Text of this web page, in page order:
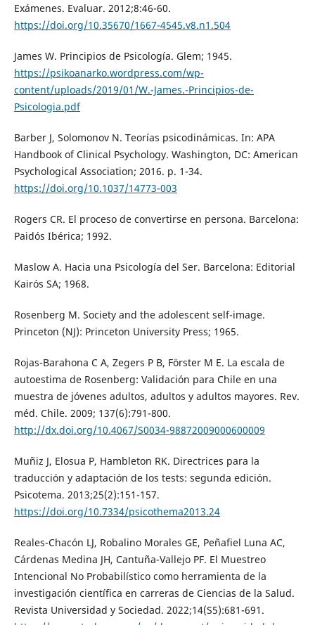
Exámenes. Evaluar. 2012;8:46-60.
https://doi.org/10.35670/1667-4545.v8.n1.504
James W. Principios de Psicología. Glem; 1945.
https://psikoanarko.wordpress.com/wp-
content/uploads/2019/01/W.-James.-Principios-de-
Psicologia.pdf
Barber J, Solomonov N. Teorías psicodinámicas. In: APA
Handbook of Clinical Psychology. Washington, DC: American
Psychological Association; 2016. p. 1-34.
https://doi.org/10.1037/14773-003
Rogers CR. El proceso de convertirse en persona. Barcelona:
Paidós Ibérica; 1992.
Maslow A. Hacia una Psicología del Ser. Barcelona: Editorial
Kairós SA; 1968.
Rosenberg M. Society and the adolescent self-image.
Princeton (NJ): Princeton University Press; 1965.
Rojas-Barahona C A, Zegers P B, Förster M E. La escala de
autoestima de Rosenberg: Validación para Chile en una
muestra de jóvenes adultos, adultos y adultos mayores. Rev.
méd. Chile. 2009; 137(6):791-800.
http://dx.doi.org/10.4067/S0034-98872009000600009
Muñiz J, Elosua P, Hambleton RK. Directrices para la
traducción y adaptación de los tests: segunda edición.
Psicotema. 2013;25(2):151-157.
https://doi.org/10.7334/psicothema2013.24
Reales-Chacón LJ, Robalino Morales GE, Peñafiel Luna AC,
Cárdenas Medina JH, Cantuña-Vallejo PF. El Muestreo
Intencional No Probabilístico como herramienta de la
investigación científica en carreras de Ciencias de la Salud.
Revista Universidad y Sociedad. 2022;14(S5):681-691.